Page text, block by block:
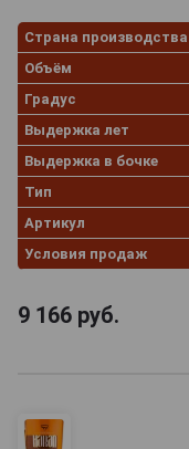
Страна производства
Объём
Градус
Выдержка лет
Выдержка в бочке
Тип
Артикул
Условия продаж
9 166 руб.